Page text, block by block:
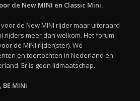
de New MINI en Classic Mini.
de New MINI rijder maar uiteraard
rijders meer dan welkom. Het forum
de MINI rijder(ster). We
en toertochten in Nederland en
Er is geen lidmaatschap.
BE MINI